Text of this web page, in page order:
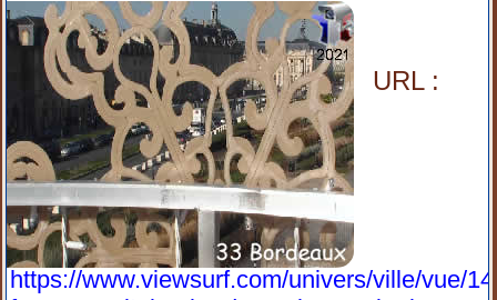
URL :
https://www.viewsurf.com/univers/ville/vue/